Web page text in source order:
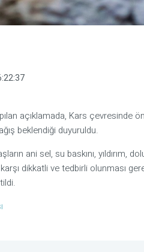
açıklamada, Kars çevresinde
beklendiği duyuruldu.
ani sel, su baskını, yıldırım,
dikkatli ve tedbirli olunması